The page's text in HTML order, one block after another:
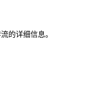
的详细信息。